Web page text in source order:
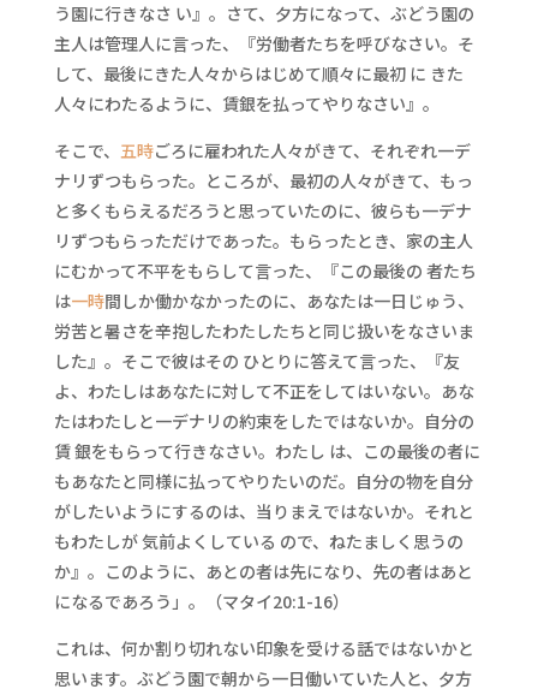
う園に行きなさ い』。さて、夕方になって、ぶどう園の
主人は管理人に言った、『労働者たちを呼びなさい。そ
して、最後にきた人々からはじめて順々に最初 に きた
人々にわたるように、賃銀を払ってやりなさい』。
そこで、 五時ごろに雇われた人々がきて、それぞれ一デ
ナリずつもらった。ところが、最初の人々がきて、もっ
と多くもらえるだろうと思っていたのに、彼らも一デナ
リずつもらっただけであった。もらったとき、家の主人
にむかって不平をもらして言った、『この最後の 者たち
は一時間しか働かなかったのに、あなたは一日じゅう、
労苦と暑さを辛抱したわたしたちと同じ扱いをなさいま
した』。そこで彼はその ひとりに答えて言った、『友
よ、わたしはあなたに対して不正をしてはいない。あな
たはわたしと一デナリの約束をしたではないか。自分の
賃 銀をもらって行きなさい。わたし は、この最後の者に
もあなたと同様に払ってやりたいのだ。自分の物を自分
がしたいようにするのは、当りまえではないか。それと
もわたしが 気前よくしている ので、ねたましく思うの
か』。このように、あとの者は先になり、先の者はあと
になるであろう」。（マタイ20:1-16）
これは、何か割り切れない印象を受ける話ではないかと
思います。ぶどう園で朝から一日働いていた人と、夕方